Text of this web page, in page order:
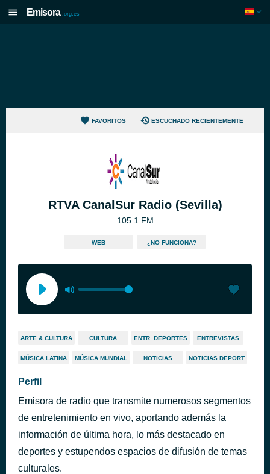
Emisora .org.es
FAVORITOS ESCUCHADO RECIENTEMENTE
RTVA CanalSur Radio (Sevilla)
105.1 FM
WEB ¿NO FUNCIONA?
ARTE & CULTURA CULTURA ENTR. DEPORTES ENTREVISTAS
MÚSICA LATINA MÚSICA MUNDIAL NOTICIAS NOTICIAS DEPORT
Perfil
Emisora de radio que transmite numerosos segmentos
de entretenimiento en vivo, aportando además la
información de última hora, lo más destacado en
deportes y estupendos espacios de difusión de temas
culturales.